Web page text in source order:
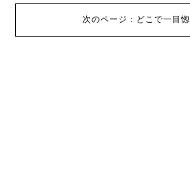
次のページ：どこで一目